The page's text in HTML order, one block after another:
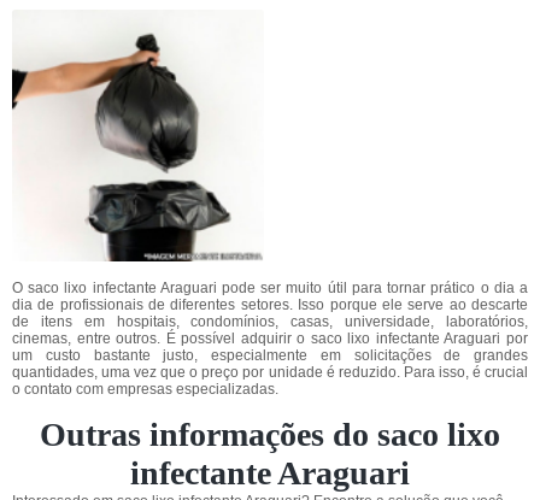
O saco lixo infectante Araguari pode ser muito útil para tornar prático o dia a
dia de profissionais de diferentes setores. Isso porque ele serve ao descarte
de itens em hospitais, condomínios, casas, universidade, laboratórios,
cinemas, entre outros. É possível adquirir o saco lixo infectante Araguari por
um custo bastante justo, especialmente em solicitações de grandes
quantidades, uma vez que o preço por unidade é reduzido. Para isso, é crucial
o contato com empresas especializadas.
Outras informações do saco lixo
infectante Araguari